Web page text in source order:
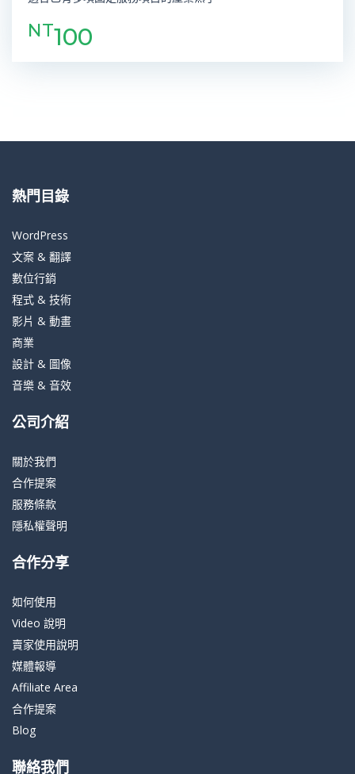
NT100
熱門目錄
WordPress
文案 & 翻譯
數位行銷
程式 & 技術
影片 & 動畫
商業
設計 & 圖像
音樂 & 音效
公司介紹
關於我們
合作提案
服務條款
隱私權聲明
合作分享
如何使用
Video 說明
賣家使用說明
媒體報導
Affiliate Area
合作提案
Blog
聯絡我們